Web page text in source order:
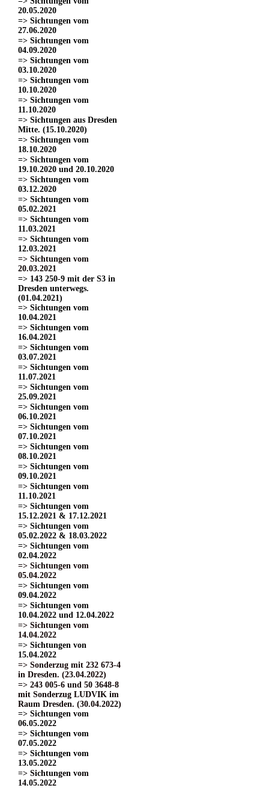
20.05.2020
=> Sichtungen vom
27.06.2020
=> Sichtungen vom
04.09.2020
=> Sichtungen vom
03.10.2020
=> Sichtungen vom
10.10.2020
=> Sichtungen vom
11.10.2020
=> Sichtungen aus Dresden
Mitte. (15.10.2020)
=> Sichtungen vom
18.10.2020
=> Sichtungen vom
19.10.2020 und 20.10.2020
=> Sichtungen vom
03.12.2020
=> Sichtungen vom
05.02.2021
=> Sichtungen vom
11.03.2021
=> Sichtungen vom
12.03.2021
=> Sichtungen vom
20.03.2021
=> 143 250-9 mit der S3 in
Dresden unterwegs.
(01.04.2021)
=> Sichtungen vom
10.04.2021
=> Sichtungen vom
16.04.2021
=> Sichtungen vom
03.07.2021
=> Sichtungen vom
11.07.2021
=> Sichtungen vom
25.09.2021
=> Sichtungen vom
06.10.2021
=> Sichtungen vom
07.10.2021
=> Sichtungen vom
08.10.2021
=> Sichtungen vom
09.10.2021
=> Sichtungen vom
11.10.2021
=> Sichtungen vom
15.12.2021 & 17.12.2021
=> Sichtungen vom
05.02.2022 & 18.03.2022
=> Sichtungen vom
02.04.2022
=> Sichtungen vom
05.04.2022
=> Sichtungen vom
09.04.2022
=> Sichtungen vom
10.04.2022 und 12.04.2022
=> Sichtungen vom
14.04.2022
=> Sichtungen von
15.04.2022
=> Sonderzug mit 232 673-4
in Dresden. (23.04.2022)
=> 243 005-6 und 50 3648-8
mit Sonderzug LUDVIK im
Raum Dresden. (30.04.2022)
=> Sichtungen vom
06.05.2022
=> Sichtungen vom
07.05.2022
=> Sichtungen vom
13.05.2022
=> Sichtungen vom
14.05.2022